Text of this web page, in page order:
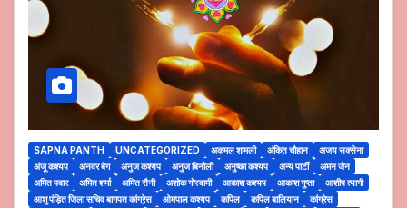
SAPNA PANTH UNCATEGORIZED अकमल शामली अंकित चौहान
अजय सक्सेना
अंजू कश्यप
अनवर बैग अनुज कश्यप अनुज बिनौली अनुष्का कश्यप अन्य पार्टी
अमन जैन
अमित पवार
अमित शर्मा अमित सैनी अशोक गोस्वामी आकाश कश्यप आकाश गुप्ता
आशीष त्यागी
आशु पंड़ित जिला सचिव बागपत कांग्रेस
ओमपाल कश्यप कपिल कपिल बालियान
कांग्रेस